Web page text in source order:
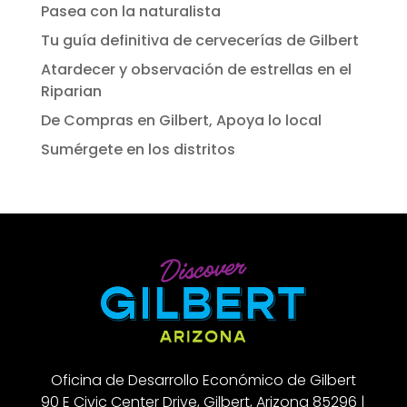
Pasea con la naturalista
Tu guía definitiva de cervecerías de Gilbert
Atardecer y observación de estrellas en el
Riparian
De Compras en Gilbert, Apoya lo local
Sumérgete en los distritos
Oficina de Desarrollo Económico de Gilbert
90 E Civic Center Drive, Gilbert, Arizona 85296 |